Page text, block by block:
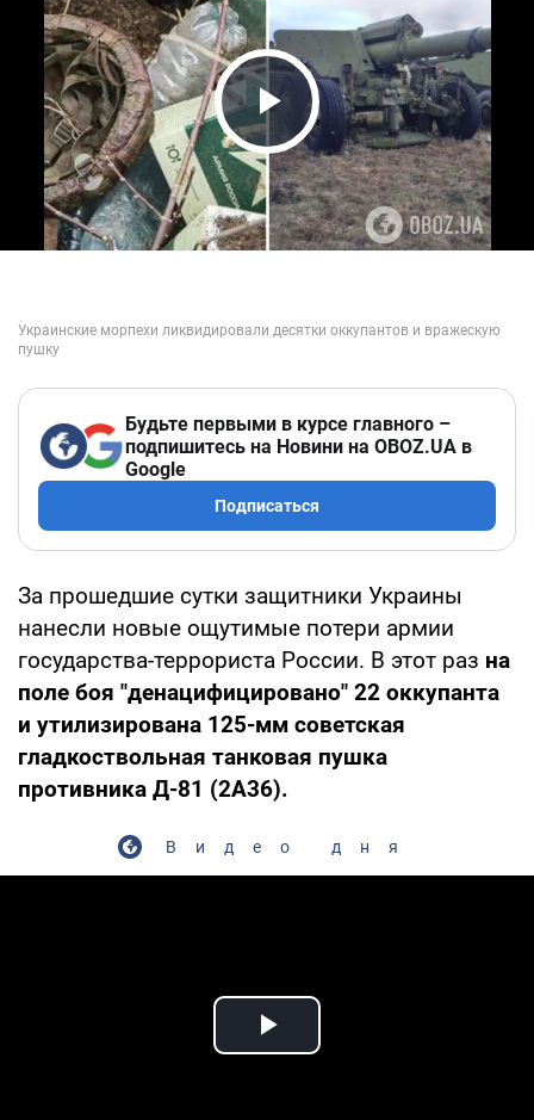
Play Video
Будьте первыми в курсе главного –
подпишитесь на Новини на OBOZ.UA в
Google
Подписаться
За прошедшие сутки защитники Украины
нанесли новые ощутимые потери армии
государства-террориста России. В этот раз на
поле боя "денацифицировано" 22 оккупанта
и утилизирована 125-мм советская
гладкоствольная танковая пушка
противника Д-81 (2А36).
Видео дня
Play Video